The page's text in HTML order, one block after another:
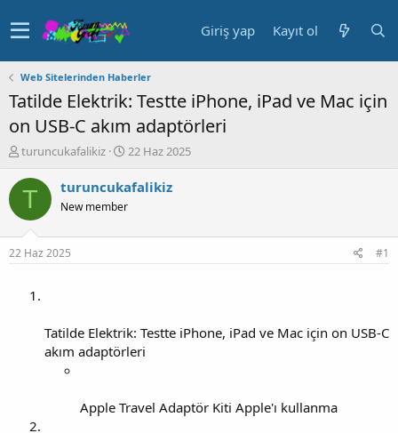
Giriş yap Kayıt ol
Web Sitelerinden Haberler
Tatilde Elektrik: Testte iPhone, iPad ve Mac için
on USB-C akım adaptörleri
K
n
y
b
a
turuncukafalikiz
B
ş
r
i
h
22 Haz 2025
T turuncukafalikiz
New member
22 Haz 2025 #1
Tatilde Elektrik: Testte iPhone, iPad ve Mac için on USB-C
akım adaptörleri
Apple Travel Adaptör Kiti Apple'ı kullanma